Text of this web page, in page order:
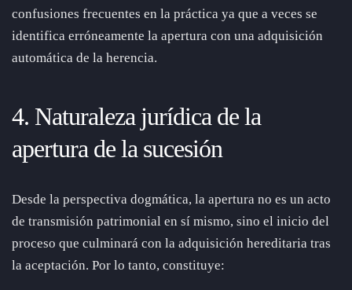
confusiones frecuentes en la práctica ya que a veces se
identifica erróneamente la apertura con una adquisición
automática de la herencia.
4. Naturaleza jurídica de la
apertura de la sucesión
Desde la perspectiva dogmática, la apertura no es un acto
de transmisión patrimonial en sí mismo, sino el inicio del
proceso que culminará con la adquisición hereditaria tras
la aceptación. Por lo tanto, constituye: